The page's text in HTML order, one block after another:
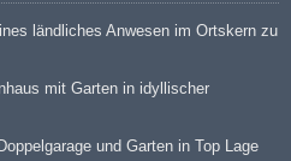
ländliches Anwesen im Ortskern zu
mit Garten in idyllischer
und Garten in Top Lage